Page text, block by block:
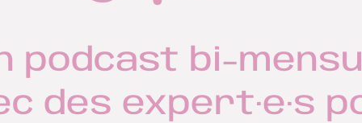
podcast bi-
des expert·e·s